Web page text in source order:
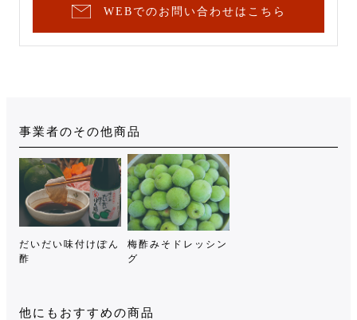
WEBでのお問い合わせはこちら
事業者のその他商品
だいだい味付けぽん
酢
梅酢みそドレッシン
グ
他にもおすすめの商品